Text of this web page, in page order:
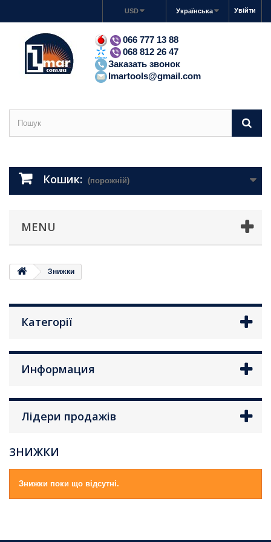
Увійти
Українська
USD
066 777 13 88
068 812 26 47
Заказать звонок
lmartools@gmail.com
Кошик: (порожній)
MENU
Знижки
Категорії
Информация
Лідери продажів
ЗНИЖКИ
Знижки поки що відсутні.